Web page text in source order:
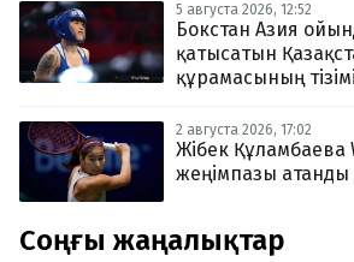
5 августа 2026, 12:52
Бокстан Азия
қатысатын
құрамасының
2 августа 2026, 17:02
Жібек Құламбаева
жеңімпазы атанды
Соңғы жаңалықтар